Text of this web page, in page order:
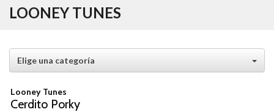
LOONEY TUNES
Elige una categoría
Looney Tunes
Cerdito Porky